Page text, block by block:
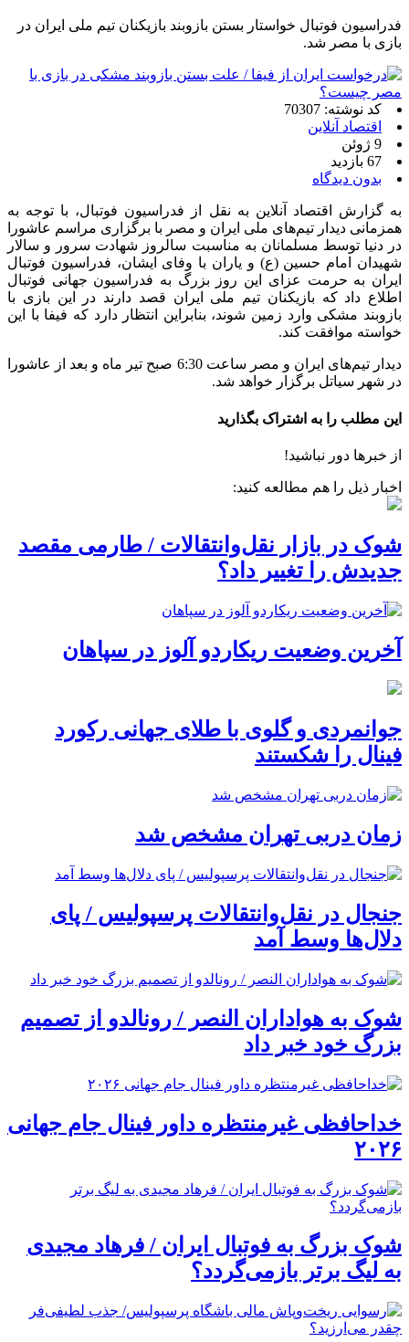
فدراسیون فوتبال خواستار بستن بازوبند بازیکنان تیم ملی ایران در
بازی با مصر شد.
کد نوشته: 70307
اقتصاد آنلاین
9 ژوئن
67 بازدید
بدون دیدگاه
به گزارش اقتصاد آنلاین به نقل از فدراسیون فوتبال، با توجه به
همزمانی دیدار تیم‌های ملی ایران و مصر با برگزاری مراسم عاشورا
در دنیا توسط مسلمانان به مناسبت سالروز شهادت سرور و سالار
شهیدان امام حسین (ع) و یاران با وفای ایشان، فدراسیون فوتبال
ایران به حرمت عزای این روز بزرگ به فدراسیون جهانی فوتبال
اطلاع داد که بازیکنان تیم ملی ایران قصد دارند در این بازی با
بازوبند مشکی وارد زمین شوند، بنابراین انتظار دارد که فیفا با این
خواسته موافقت کند.
دیدار تیم‌های ایران و مصر ساعت 6:30 صبح تیر ماه و بعد از عاشورا
در شهر سیاتل برگزار خواهد شد.
این مطلب را به اشتراک بگذارید
از خبرها دور نباشید!
اخبار ذیل را هم مطالعه کنید:
شوک در بازار نقل‌وانتقالات / طارمی مقصد
جدیدش را تغییر داد؟
آخرین وضعیت ریکاردو آلوز در سپاهان
جوانمردی و گلوی با طلای جهانی رکورد
فینال را شکستند
زمان دربی تهران مشخص شد
جنجال در نقل‌وانتقالات پرسپولیس / پای
دلال‌ها وسط آمد
شوک به هواداران النصر / رونالدو از تصمیم
بزرگ خود خبر داد
خداحافظی غیرمنتظره داور فینال جام جهانی
۲۰۲۶
شوک بزرگ به فوتبال ایران / فرهاد مجیدی
به لیگ برتر بازمی‌گردد؟